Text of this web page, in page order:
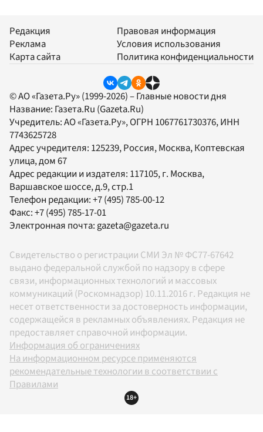
Редакция
Реклама
Карта сайта
Правовая информация
Условия использования
Политика конфиденциальности
© АО «Газета.Ру» (1999-2026) – Главные новости дня
Название: Газета.Ru (Gazeta.Ru)
Учредитель:АО «Газета.Ру», ОГРН 1067761730376, ИНН
7743625728
Адрес учредителя: 125239, Россия, Москва, Коптевская
улица, дом 67
Адрес редакции и издателя: 117105, г. Москва,
Варшавское шоссе, д.9, стр.1
Телефон редакции:+7 (495) 785-00-12
Факс:+7 (495) 785-17-01
Электронная почта: gazeta@gazeta.ru
Свидетельство о регистрации СМИ Эл № ФС77-67642
выдано федеральной службой по надзору в сфере
связи, информационных технологий и массовых
коммуникаций (Роскомнадзор) 10.11.2016 г. Редакция не
несет ответственности за достоверность информации,
содержащейся в рекламных объявлениях. Редакция не
предоставляет справочной информации.
Информация об ограничениях
На информационном ресурсе применяются
рекомендательные технологии в соответствии с
Правилами
18+